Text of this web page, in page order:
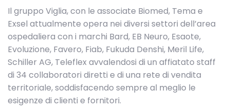
Il gruppo Viglia, con le associate Biomed, Tema e
Exsel attualmente opera nei diversi settori dell’area
ospedaliera con i marchi Bard, EB Neuro, Esaote,
Evoluzione, Favero, Fiab, Fukuda Denshi, Meril Life,
Schiller AG, Teleflex avvalendosi di un affiatato staff
di 34 collaboratori diretti e di una rete di vendita
territoriale, soddisfacendo sempre al meglio le
esigenze di clienti e fornitori.